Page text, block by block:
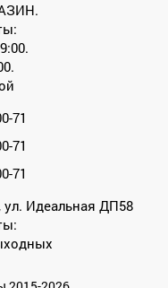
71
71
71
Идеальная ДП58